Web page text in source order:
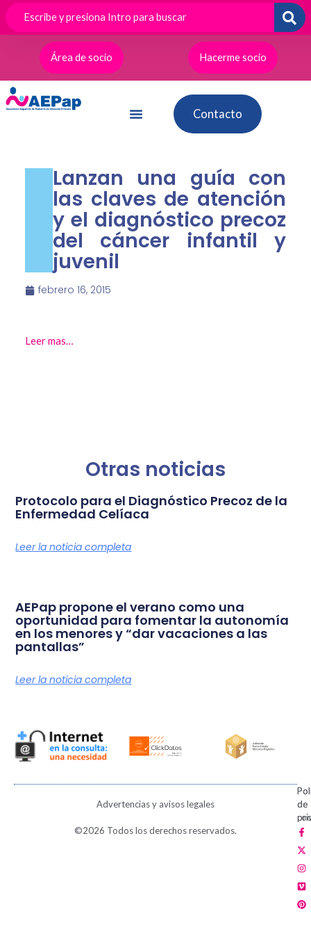
contenido
Área de socio
Hacerme socio
Contacto
Lanzan una guía con
las claves de atención
y el diagnóstico precoz
del cáncer infantil y
juvenil
febrero 16, 2015
Leer mas…
Otras noticias
Protocolo para el Diagnóstico Precoz de la
Enfermedad Celíaca
Leer la noticia completa
AEPap propone el verano como una
oportunidad para fomentar la autonomía
en los menores y “dar vacaciones a las
pantallas”
Leer la noticia completa
Advertencias y avisos legales
de
de
©2026 Todos los derechos reservados.
F
a
c
e
b
o
o
k
-
f
X
-
t
w
i
t
t
e
r
I
n
s
t
a
g
r
a
m
V
i
m
e
o
P
i
n
t
e
r
e
s
t